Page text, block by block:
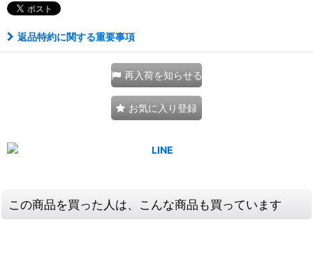
返品特約に関する重要事項
再入荷を知らせる
お気に入り登録
この商品を買った人は、こんな商品も買っています